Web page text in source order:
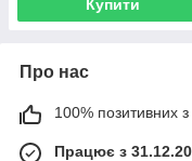
Купити
Про нас
100% позитивних з
Працює з